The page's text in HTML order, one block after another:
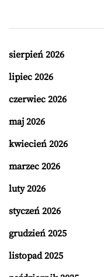
sierpień 2026
lipiec 2026
czerwiec 2026
maj 2026
kwiecień 2026
marzec 2026
luty 2026
styczeń 2026
grudzień 2025
listopad 2025